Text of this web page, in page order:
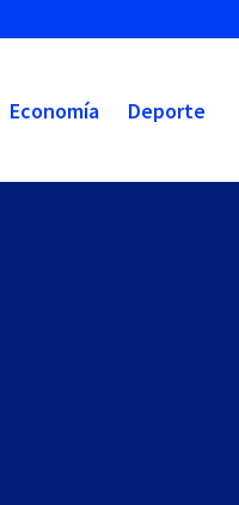
Economía Deporte